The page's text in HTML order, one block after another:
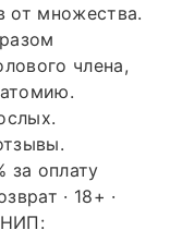
от множества.
члена,
за оплату
· 18+ ·